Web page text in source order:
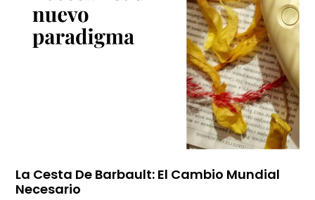
La Cesta De Barbault: El Cambio Mundial
Necesario